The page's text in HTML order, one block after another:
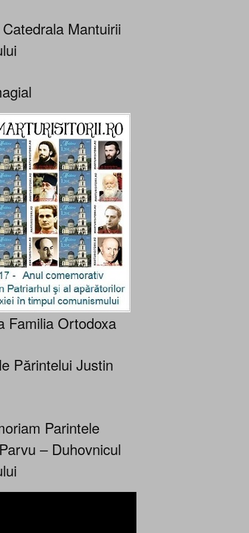
Mantuirii
Familia Ortodoxa
Părintelui Justin
Parintele
– Duhovnicul